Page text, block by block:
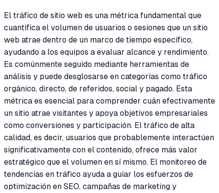
El tráfico de sitio web es una métrica fundamental que
cuantifica el volumen de usuarios o sesiones que un sitio
web atrae dentro de un marco de tiempo específico,
ayudando a los equipos a evaluar alcance y rendimiento.
Es comúnmente seguido mediante herramientas de
análisis y puede desglosarse en categorías como tráfico
orgánico, directo, de referidos, social y pagado. Esta
métrica es esencial para comprender cuán efectivamente
un sitio atrae visitantes y apoya objetivos empresariales
como conversiones y participación. El tráfico de alta
calidad, es decir, usuarios que probablemente interactúen
significativamente con el contenido, ofrece más valor
estratégico que el volumen en sí mismo. El monitoreo de
tendencias en tráfico ayuda a guiar los esfuerzos de
optimización en SEO, campañas de marketing y